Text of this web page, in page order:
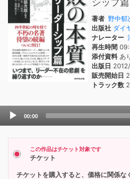
著者 野中郁
出版社 ダイ
ナレーター
再生時間
添付資料あ
出版日
販売開始日
トラック数
Audio
00:00
この作品はチケット対象です
チケット
チケットを購入すると、価格に関係な